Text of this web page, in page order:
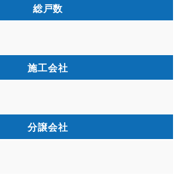
総戸数
施工会社
分譲会社